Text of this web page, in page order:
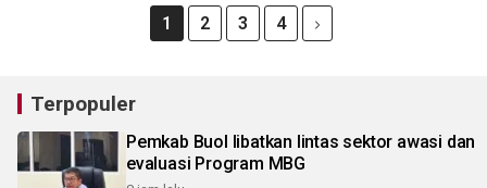
1 2 3 4
Terpopuler
Pemkab Buol libatkan lintas sektor awasi dan
evaluasi Program MBG